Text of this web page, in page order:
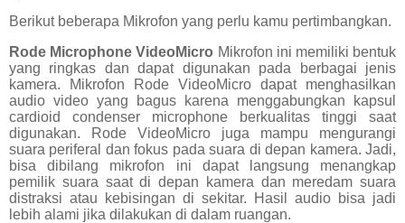
Berikut beberapa Mikrofon yang perlu kamu pertimbangkan.
Rode Microphone VideoMicro Mikrofon ini memiliki bentuk
yang ringkas dan dapat digunakan pada berbagai jenis
kamera. Mikrofon Rode VideoMicro dapat menghasilkan
audio video yang bagus karena menggabungkan kapsul
cardioid condenser microphone berkualitas tinggi saat
digunakan. Rode VideoMicro juga mampu mengurangi
suara periferal dan fokus pada suara di depan kamera. Jadi,
bisa dibilang mikrofon ini dapat langsung menangkap
pemilik suara saat di depan kamera dan meredam suara
distraksi atau kebisingan di sekitar. Hasil audio bisa jadi
lebih alami jika dilakukan di dalam ruangan.